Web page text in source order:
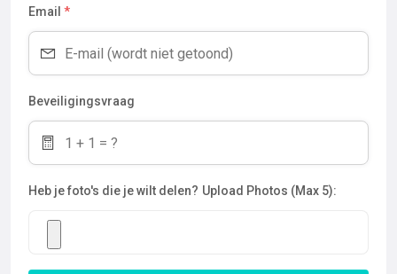
Email *
Beveiligingsvraag
Heb je foto's die je wilt delen? Upload Photos (Max 5):